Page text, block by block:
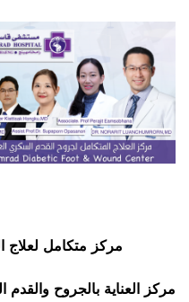
مركز متكامل لعلاج
مركز العناية بالجروح